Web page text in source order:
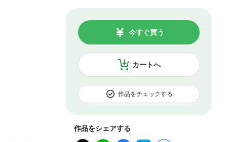
カートへ
今すぐ買う
作品をチェックする
作品をシェアする